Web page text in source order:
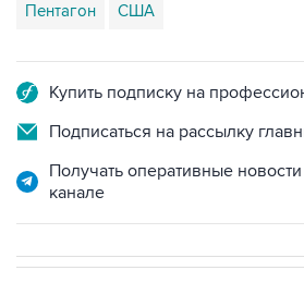
Пентагон США
Купить подписку на
Подписаться на рассылку
Получать оперативные
канале